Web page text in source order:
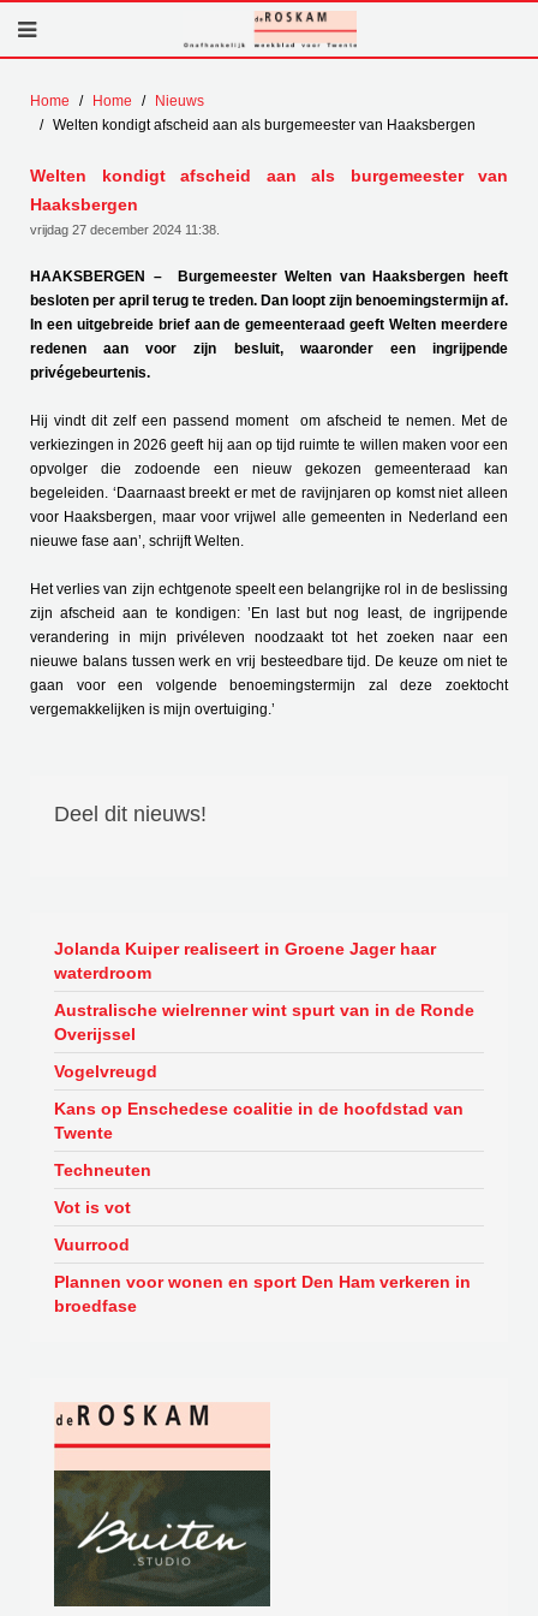
Home Home
Nieuws
Welten kondigt afscheid aan als burgemeester van Haaksbergen
Welten kondigt afscheid aan als burgemeester van
Haaksbergen
vrijdag 27 december 2024 11:38
HAAKSBERGEN – Burgemeester Welten van Haaksbergen heeft
besloten per april terug te treden. Dan loopt zijn benoemingstermijn af.
In een uitgebreide brief aan de gemeenteraad geeft Welten meerdere
redenen aan voor zijn besluit, waaronder een ingrijpende
privégebeurtenis.
Hij vindt dit zelf een passend moment om afscheid te nemen. Met de
verkiezingen in 2026 geeft hij aan op tijd ruimte te willen maken voor een
opvolger die zodoende een nieuw gekozen gemeenteraad kan
begeleiden. ‘Daarnaast breekt er met de ravijnjaren op komst niet alleen
voor Haaksbergen, maar voor vrijwel alle gemeenten in Nederland een
nieuwe fase aan’, schrijft Welten.
Het verlies van zijn echtgenote speelt een belangrijke rol in de beslissing
zijn afscheid aan te kondigen: ’En last but nog least, de ingrijpende
verandering in mijn privéleven noodzaakt tot het zoeken naar een
nieuwe balans tussen werk en vrij besteedbare tijd. De keuze om niet te
gaan voor een volgende benoemingstermijn zal deze zoektocht
vergemakkelijken is mijn overtuiging.’
Deel dit nieuws!
Jolanda Kuiper realiseert in Groene Jager haar
waterdroom
Australische wielrenner wint spurt van in de Ronde
Overijssel
Vogelvreugd
Kans op Enschedese coalitie in de hoofdstad van
Twente
Techneuten
Vot is vot
Vuurrood
Plannen voor wonen en sport Den Ham verkeren in
broedfase